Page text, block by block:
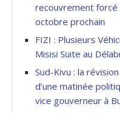
recouvrement
octobre prochain
FIZI : Plusieurs
Misisi Suite au
Sud-Kivu : la
d’une matinée
vice gouverneur à